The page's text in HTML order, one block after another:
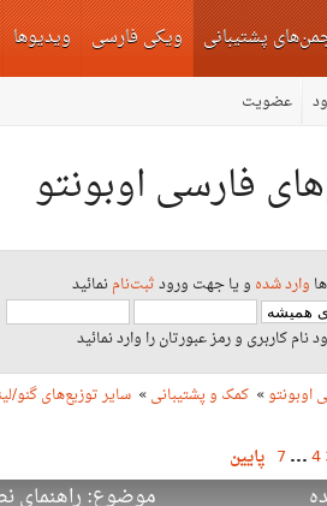
پشتیبانی
عضویت
ویکی فارسی ویدیوها
فارسی اوبونتو
وارد شده و یا جهت ورودثبت‌نامنمائید
کاربری و رمز عبورتان را وارد نمائید
اوبونتو» کمک و پشتیبانی» سایر توزیع‌های گنو/
4
...
7 پایین
موضوع: راهنمای نصب